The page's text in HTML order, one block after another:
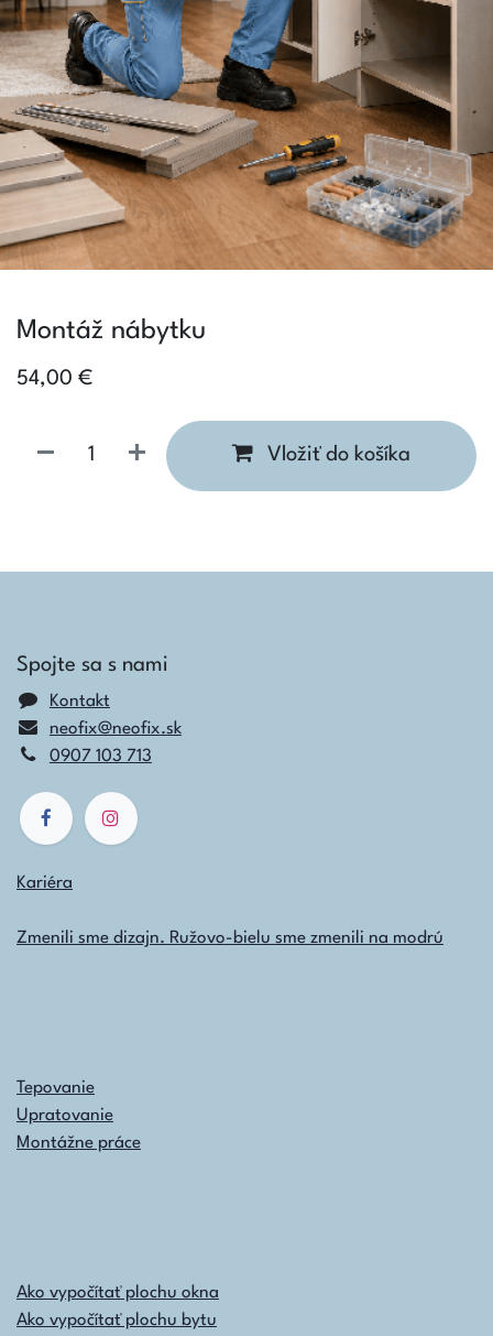
Montáž nábytku
54,00 €
Vložiť do košíka
Spojte sa s nami
Kontakt
neofix@neofix.sk
0907 103 713
Kariéra
Zmenili sme dizajn. Ružovo-bielu sme zmenili na modrú
Tepovanie
Upratovanie
Montážne práce
Ako vypočítať plochu okna
Ako vypočítať plochu bytu